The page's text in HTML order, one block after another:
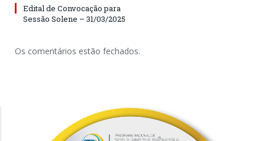
Edital de Convocação para
Sessão Solene – 31/03/2025
Os comentários estão fechados.